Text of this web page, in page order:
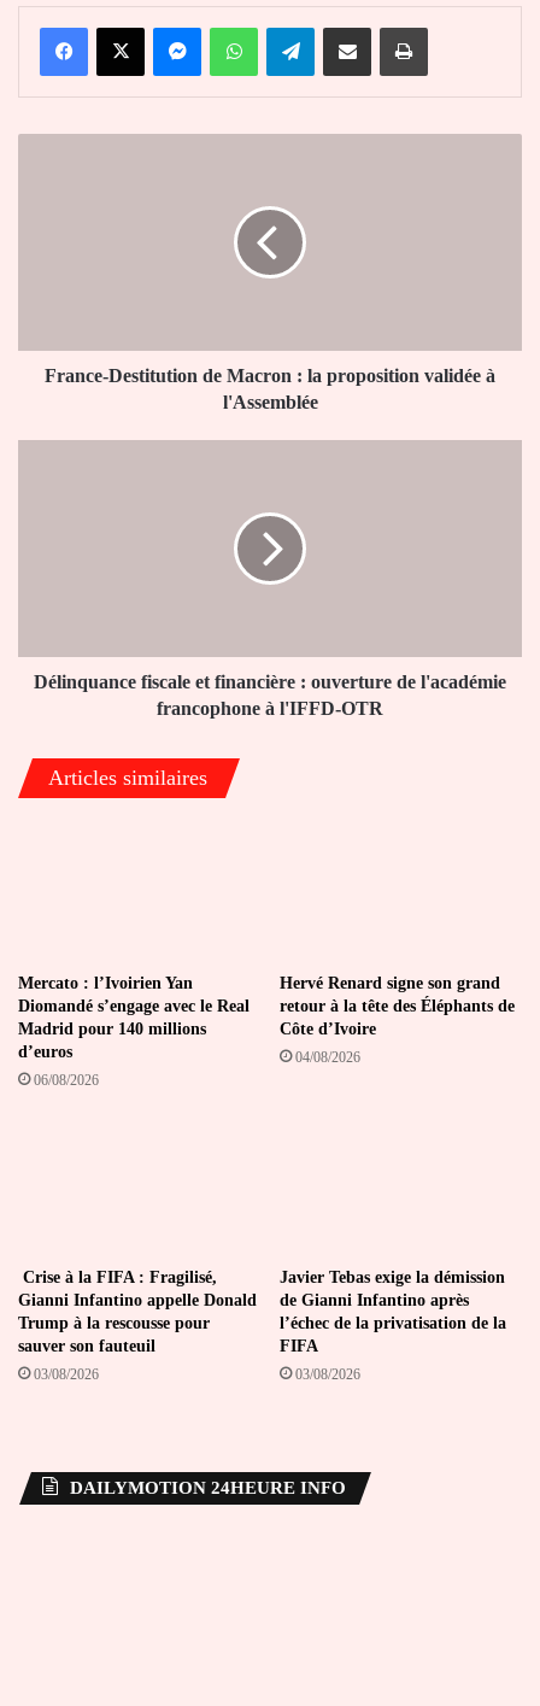
FacebookX MessengerWhatsAppTelegramPartager par email Imprimer
à
l'Assemblée
France-Destitution de Macron : la proposition validée à
l'Assemblée
francophone
Délinquance fiscale et financière : ouverture de l'académie
francophone à l'IFFD-OTR
Articles similaires
Mercato : l’Ivoirien Yan
Diomandé s’engage avec le Real
Madrid pour 140 millions
d’euros
06/08/2026
Hervé Renard signe son grand
retour à la tête des Éléphants de
Côte d’Ivoire
04/08/2026
Crise à la FIFA : Fragilisé,
Gianni Infantino appelle Donald
Trump à la rescousse pour
sauver son fauteuil
03/08/2026
Javier Tebas exige la démission
de Gianni Infantino après
l’échec de la privatisation de la
FIFA
03/08/2026
DAILYMOTION 24HEURE INFO